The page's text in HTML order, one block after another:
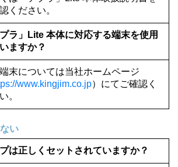
ください。
プラ」Lite 本体に対応する端末を使用
ますか？
末については当社ホームページ
www.kingjim.co.jp）にてご確認く
。
い
は正しくセットされていますか？